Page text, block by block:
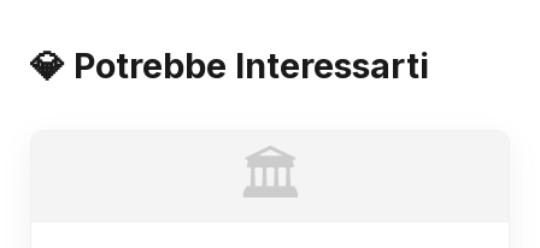
💎 Potrebbe Interessarti
🏛️